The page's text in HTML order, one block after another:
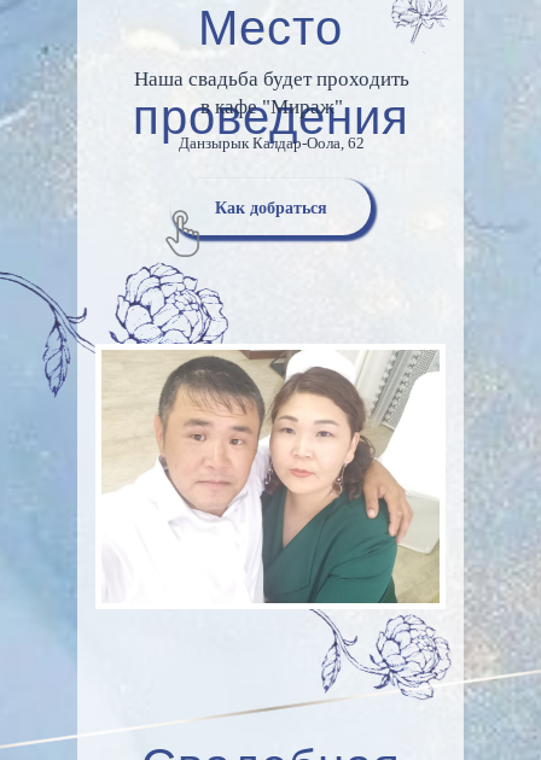
Данзырык Калдар-Оола, 62
Наша свадьба будет проходить
в кафе "Мираж"
Место
проведения
Как добраться